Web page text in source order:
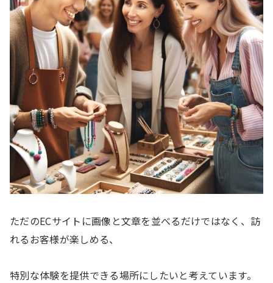
ただのECサイトに画像と文章を並べるだけではなく、訪
れるお客様が楽しめる、
特別な体験を提供できる場所にしたいと考えています。